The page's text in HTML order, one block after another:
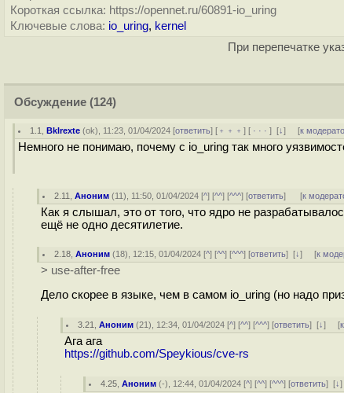
Короткая ссылка: https://opennet.ru/60891-io_uring
Ключевые слова: io_uring, kernel
При перепечатке
Обсуждение (124)
1.1 ,Bklrexte (ok), 11:23, 01/04/2024 [ответить] [ ﹢﹢﹢] [ · · ·][↓] [к
Немного не понимаю, почему с io_uring так много
2.11 ,Аноним (11), 11:50, 01/04/2024 [^] [^^] [^^^] [ответить] [к
Как я слышал, это от того, что ядро не
ещё не одно десятилетие.
2.18 ,Аноним (18), 12:15, 01/04/2024 [^] [^^] [^^^] [ответить][↓] [к
> use-after-free
Дело скорее в языке, чем в самом io_uring (но надо
3.21 ,Аноним (21), 12:34, 01/04/2024 [^] [^^] [^^^] [ответить][↓] [
Ага ага
https://github.com/Speykious/cve-rs
4.25 ,Аноним (-), 12:44, 01/04/2024 [^] [^^] [^^^] [ответить][↓